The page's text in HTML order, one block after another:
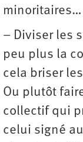
minoritaires…
– Diviser les
peu plus la
cela briser
Ou plutôt
collectif qui
celui signé